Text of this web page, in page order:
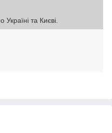
Україні та Києві.